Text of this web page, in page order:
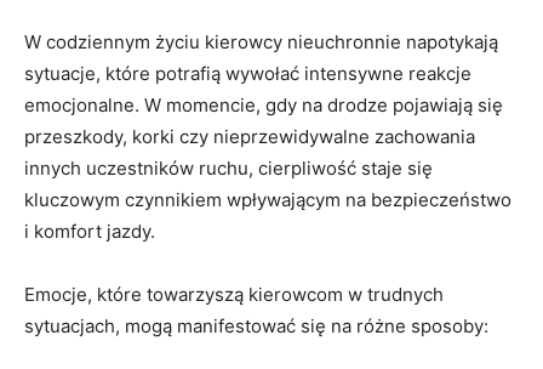
W codziennym życiu kierowcy nieuchronnie napotykają
sytuacje, które potrafią wywołać intensywne reakcje
emocjonalne. W momencie, gdy na drodze pojawiają się
przeszkody, korki czy nieprzewidywalne zachowania
innych uczestników ruchu, cierpliwość staje się
kluczowym czynnikiem wpływającym na bezpieczeństwo
i komfort jazdy.
Emocje, które towarzyszą kierowcom w trudnych
sytuacjach, mogą manifestować się na różne sposoby: